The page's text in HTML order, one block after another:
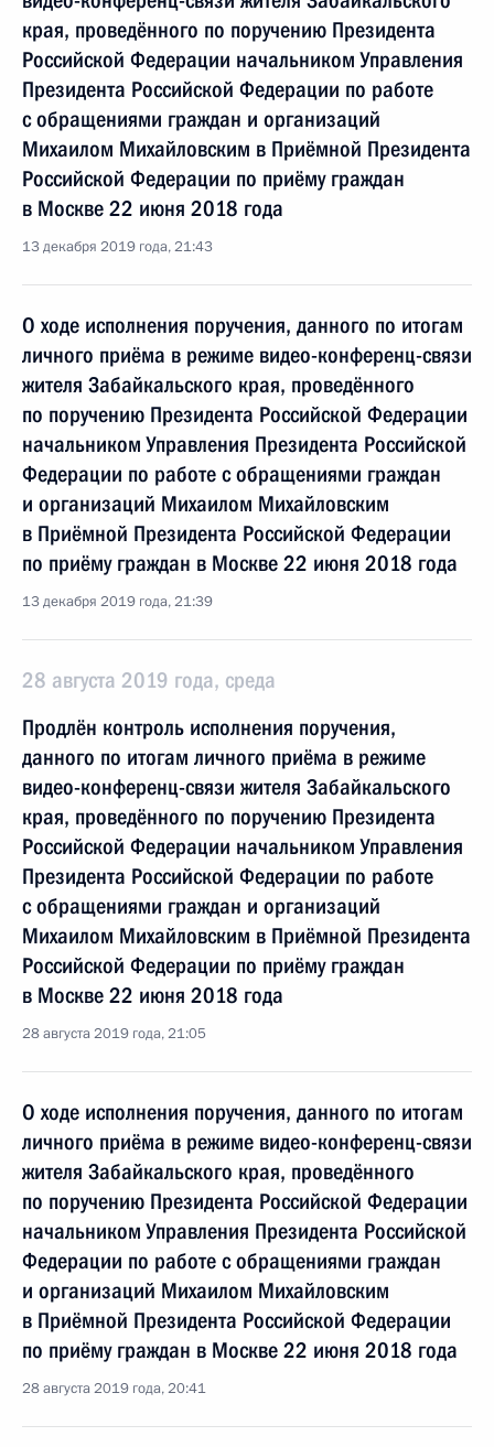
края, проведённого по поручению Президента
Российской Федерации начальником Управления
Президента Российской Федерации по работе
с обращениями граждан и организаций
Михаилом Михайловским в Приёмной Президента
Российской Федерации по приёму граждан
в Москве 22 июня 2018 года
13 декабря 2019 года, 21:43
О ходе исполнения поручения, данного по итогам
личного приёма в режиме видео-конференц-связи
жителя Забайкальского края, проведённого
по поручению Президента Российской Федерации
начальником Управления Президента Российской
Федерации по работе с обращениями граждан
и организаций Михаилом Михайловским
в Приёмной Президента Российской Федерации
по приёму граждан в Москве 22 июня 2018 года
13 декабря 2019 года, 21:39
28 августа 2019 года, среда
Продлён контроль исполнения поручения,
данного по итогам личного приёма в режиме
видео-конференц-связи жителя Забайкальского
края, проведённого по поручению Президента
Российской Федерации начальником Управления
Президента Российской Федерации по работе
с обращениями граждан и организаций
Михаилом Михайловским в Приёмной Президента
Российской Федерации по приёму граждан
в Москве 22 июня 2018 года
28 августа 2019 года, 21:05
О ходе исполнения поручения, данного по итогам
личного приёма в режиме видео-конференц-связи
жителя Забайкальского края, проведённого
по поручению Президента Российской Федерации
начальником Управления Президента Российской
Федерации по работе с обращениями граждан
и организаций Михаилом Михайловским
в Приёмной Президента Российской Федерации
по приёму граждан в Москве 22 июня 2018 года
28 августа 2019 года, 20:41